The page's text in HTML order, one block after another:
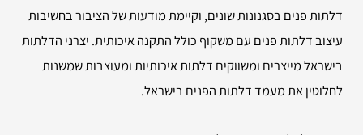
דלתות פנים בסגנונות שונים, וקיימת מודעות של הציבור בחשיבות
עיצוב דלתות פנים עם משקוף כולל התקנה איכותית. יצרני הדלתות
בישראל מייצרים ומשווקים דלתות איכותיות ומעוצבות שמשנות
לחלוטין את מעמד דלתות הפנים בישראל.